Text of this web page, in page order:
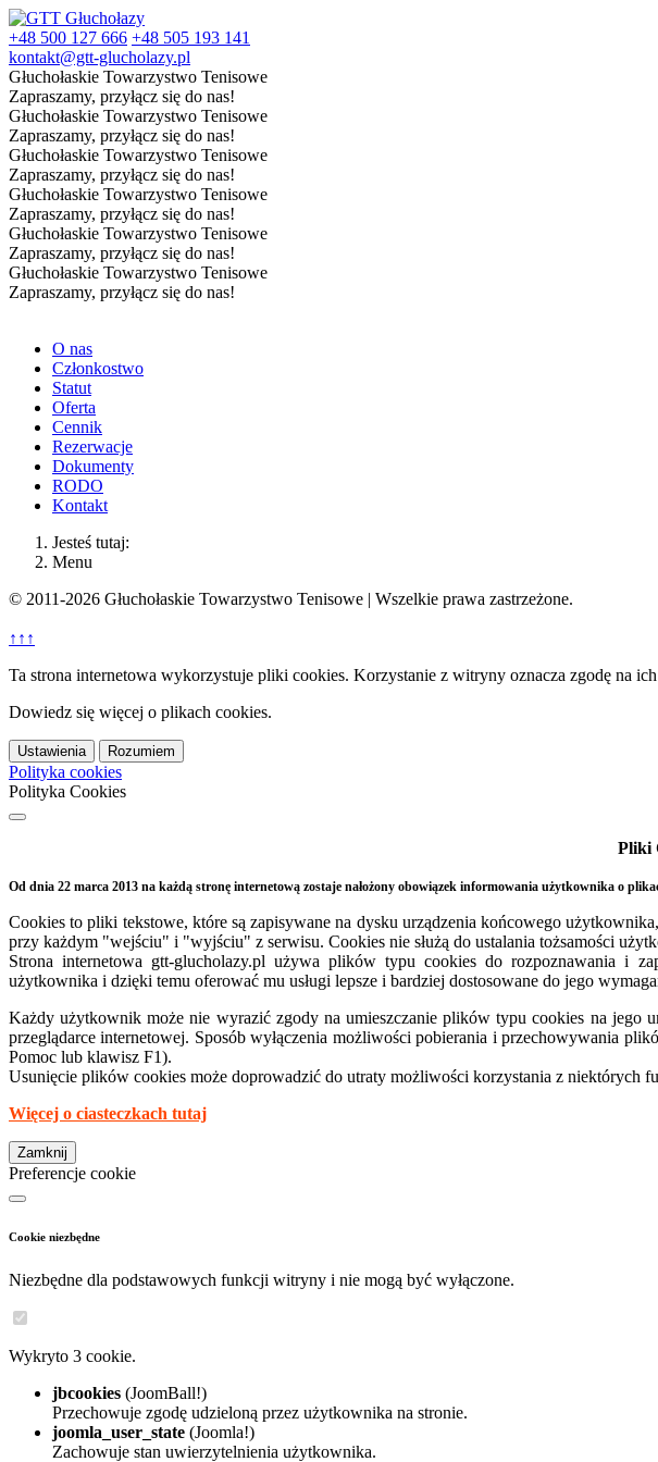
+48 500 127 666 +48 505 193 141
kontakt@gtt-glucholazy.pl
Głuchołaskie Towarzystwo Tenisowe
Zapraszamy, przyłącz się do nas!
Głuchołaskie Towarzystwo Tenisowe
Zapraszamy, przyłącz się do nas!
Głuchołaskie Towarzystwo Tenisowe
Zapraszamy, przyłącz się do nas!
Głuchołaskie Towarzystwo Tenisowe
Zapraszamy, przyłącz się do nas!
Głuchołaskie Towarzystwo Tenisowe
Zapraszamy, przyłącz się do nas!
Głuchołaskie Towarzystwo Tenisowe
Zapraszamy, przyłącz się do nas!
O nas
Członkostwo
Statut
Oferta
Cennik
Rezerwacje
Dokumenty
RODO
Kontakt
Jesteś tutaj:
Menu
© 2011-2026 Głuchołaskie Towarzystwo Tenisowe | Wszelkie prawa zastrzeżone.
↑↑↑
Ta strona internetowa wykorzystuje pliki cookies. Korzystanie z witryny oznacza zgodę na
Dowiedz się więcej o plikach cookies.
Ustawienia Rozumiem
Polityka cookies
Polityka Cookies
Pliki
Od dnia 22 marca 2013 na każdą stronę internetową zostaje nałożony obowiązek informowania użytkownika o
Cookies to pliki tekstowe, które są zapisywane na dysku urządzenia końcowego
przy każdym "wejściu" i "wyjściu" z serwisu. Cookies nie służą do ustalania tożsamości
Strona internetowa gtt-glucholazy.pl używa plików typu cookies do rozpoznawania i
użytkownika i dzięki temu oferować mu usługi lepsze i bardziej dostosowane do jego
Każdy użytkownik może nie wyrazić zgody na umieszczanie plików typu cookies na jego
przeglądarce internetowej. Sposób wyłączenia możliwości pobierania i przechowywania
Pomoc lub klawisz F1).
Usunięcie plików cookies może doprowadzić do utraty możliwości korzystania z niektórych
Więcej o ciasteczkach tutaj
Zamknij
Preferencje cookie
Cookie niezbędne
Niezbędne dla podstawowych funkcji witryny i nie mogą być wyłączone.
Wykryto 3 cookie.
jbcookies (JoomBall!)
Przechowuje zgodę udzieloną przez użytkownika na stronie.
joomla_user_state (Joomla!)
Zachowuje stan uwierzytelnienia użytkownika.